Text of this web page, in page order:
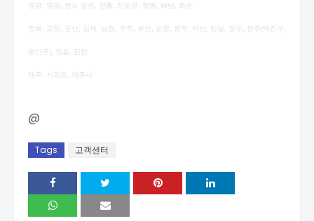
영광, 영암, 완도 장성, 장흥, 진도군, 함평, 해남, 화순
전북: 고창, 군산, 김제, 남원, 무주, 부안, 순창, 완주, 익산, 임실, 장수, 전주(덕진구,
완산구), 정읍, 진안
제주: 서귀포, 제주시
@
Tags 고객센터